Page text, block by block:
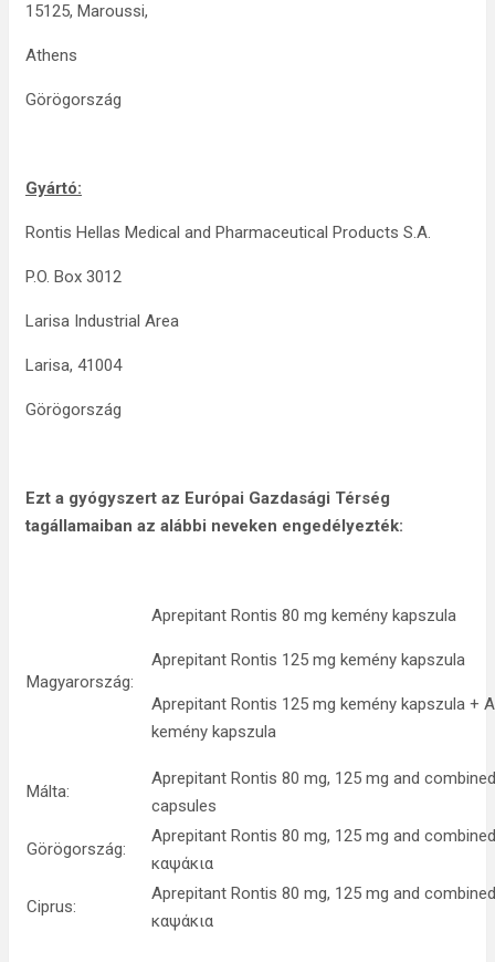
15125, Maroussi,
Athens
Görögország
Gyártó:
Rontis Hellas Medical and Pharmaceutical Products S.A.
P.O. Box 3012
Larisa Industrial Area
Larisa, 41004
Görögország
Ezt a gyógyszert az Európai Gazdasági Térség
tagállamaiban az alábbi neveken engedélyezték:
Magyarország:
Aprepitant Rontis 80 mg kemény kapszula
Aprepitant Rontis 125 mg kemény kapszula
Aprepitant Rontis 125 mg kemény kapszula +
kemény kapszula
Málta:
Aprepitant Rontis 80 mg, 125 mg and
capsules
Görögország:
Aprepitant Rontis 80 mg, 125 mg and
καψάκια
Ciprus:
Aprepitant Rontis 80 mg, 125 mg and
καψάκια